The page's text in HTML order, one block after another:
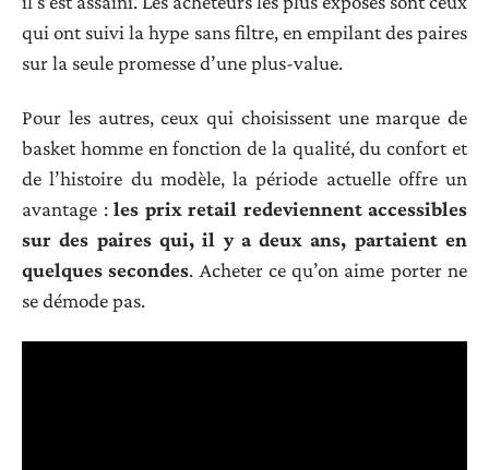
qui ont suivi la hype sans filtre, en empilant des paires
sur la seule promesse d’une plus-value.
Pour les autres, ceux qui choisissent une marque de
basket homme en fonction de la qualité, du confort et
de l’histoire du modèle, la période actuelle offre un
avantage : les prix retail redeviennent accessibles
sur des paires qui, il y a deux ans, partaient en
quelques secondes. Acheter ce qu’on aime porter ne
se démode pas.